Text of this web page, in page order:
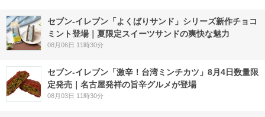
セブン‐イレブン「よくばりサンド」シリーズ新作チョコ
ミント登場｜夏限定スイーツサンドの爽快な魅力
08月06日 11時30分
セブン-イレブン「激辛！台湾ミンチカツ」8月4日数量限
定発売｜名古屋発祥の旨辛グルメが登場
08月03日 11時30分